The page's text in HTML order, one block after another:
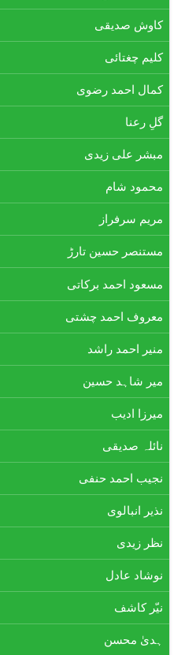
کاوش صدیقی
کلیم چغتائی
کمال احمد رضوی
گلِ رعنا
مبشر علی زیدی
محمود شام
مریم سرفراز
مستنصر حسین تارڑ
مسعود احمد برکاتی
معروف احمد چشتی
منیر احمد راشد
میر شاہد حسین
میرزا ادیب
نائلہ صدیقی
نجیب احمد حنفی
نذیر انبالوی
نظر زیدی
نوشاد عادل
نیّر کاشف
ہدیٰ محسن